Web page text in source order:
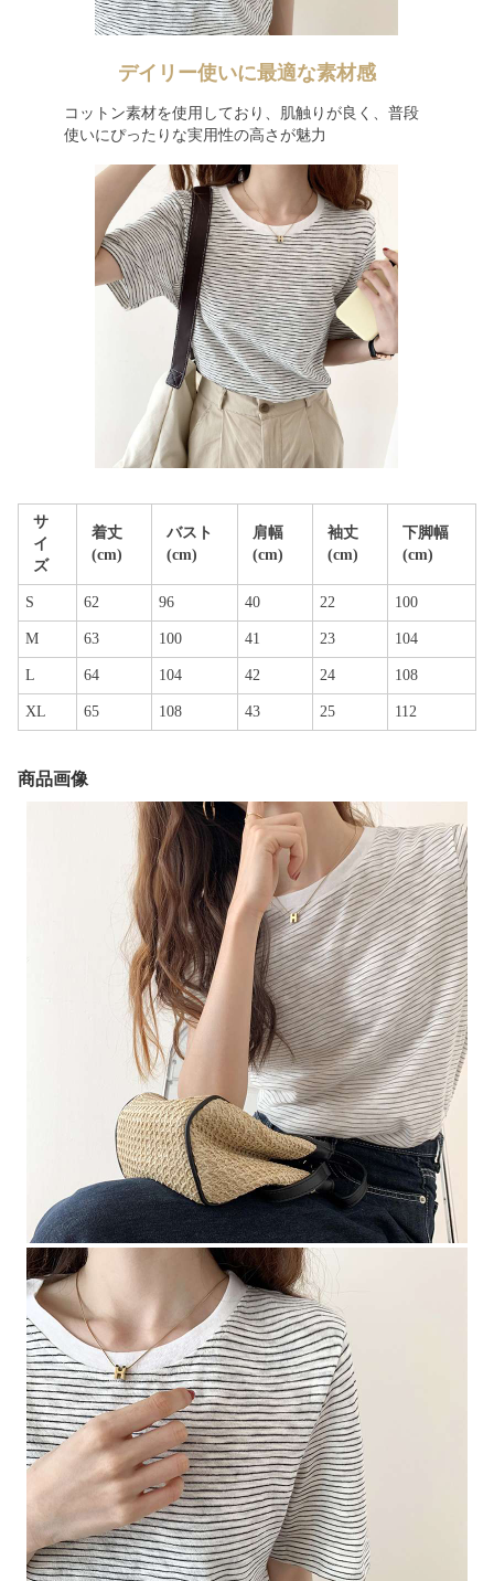
デイリー使いに最適な素材感
コットン素材を使用しており、肌触りが良く、普段
使いにぴったりな実用性の高さが魅力
サ
イ
ズ
着丈
(cm)
バスト
(cm)
肩幅
(cm)
袖丈
(cm)
下脚幅
(cm)
S 62 96 40 22 100
M 63 100 41 23 104
L 64 104 42 24 108
XL 65 108 43 25 112
商品画像